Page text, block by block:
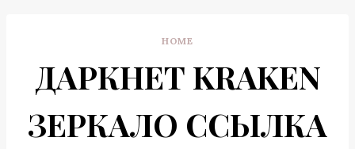
HOME
ДАРКНЕТ KRAKEN
ЗЕРКАЛО ССЫЛКА